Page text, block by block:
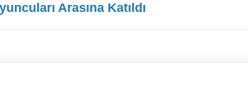
Arasına Katıldı